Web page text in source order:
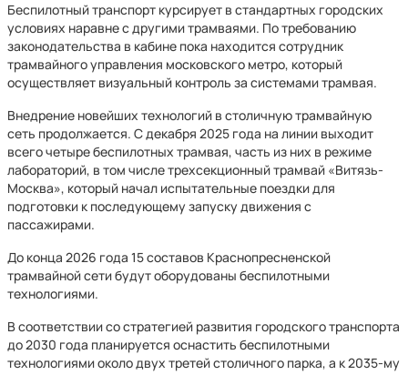
Беспилотный транспорт курсирует в стандартных городских
условиях наравне с другими трамваями. По требованию
законодательства в кабине пока находится сотрудник
трамвайного управления московского метро, который
осуществляет визуальный контроль за системами трамвая.
Внедрение новейших технологий в столичную трамвайную
сеть продолжается. С декабря 2025 года на линии выходит
всего четыре беспилотных трамвая, часть из них в режиме
лабораторий, в том числе трехсекционный трамвай «Витязь-
Москва», который начал испытательные поездки для
подготовки к последующему запуску движения с
пассажирами.
До конца 2026 года 15 составов Краснопресненской
трамвайной сети будут оборудованы беспилотными
технологиями.
В соответствии со стратегией развития городского транспорта
до 2030 года планируется оснастить беспилотными
технологиями около двух третей столичного парка, а к 2035-му